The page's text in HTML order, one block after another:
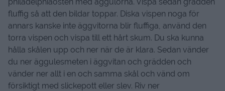
fluffig så att den bildar toppar. Diska vispen noga för
annars kanske inte äggvitorna blir fluffiga, använd den
torra vispen och vispa till ett hårt skum. Du ska kunna
hålla skålen upp och ner när de är klara. Sedan vänder
du ner äggulesmeten i äggvitan och grädden och
vänder ner allt i en och samma skål och vänd om
försiktigt med slickepott eller slev. Riv ner